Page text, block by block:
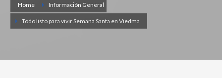
Home Información General
Todo listo para vivir Semana Santa en Viedma